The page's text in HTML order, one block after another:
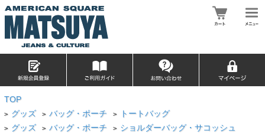
TOP
> グッズ > バッグ・ポーチ > トートバッグ
> グッズ > バッグ・ポーチ > ショルダーバッグ・サコッシュ